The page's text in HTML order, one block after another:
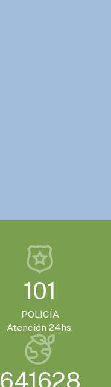
101
POLICÍA
Atención 24hs.
641628